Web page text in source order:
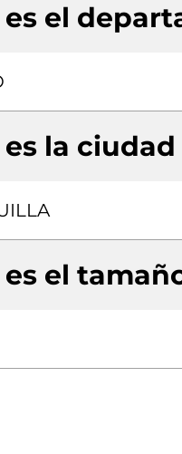
es el
es la
es el